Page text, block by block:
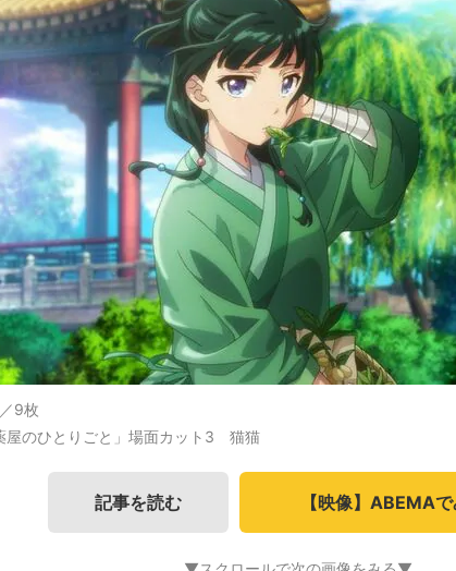
9枚
屋のひとりごと」場面カット3 猫猫
記事を読む 【映像】ABEMA